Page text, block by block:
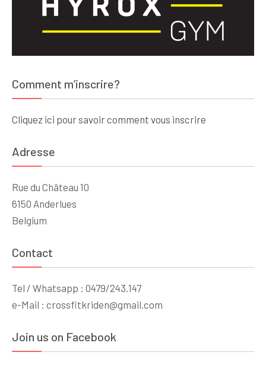
Comment m’inscrire?
Cliquez ici pour savoir comment vous inscrire
Adresse
Rue du Château 10
6150 Anderlues
Belgium
Contact
Tel / Whatsapp : 0479/243.147
e-Mail : crossfitkriden@gmail.com
Join us on Facebook